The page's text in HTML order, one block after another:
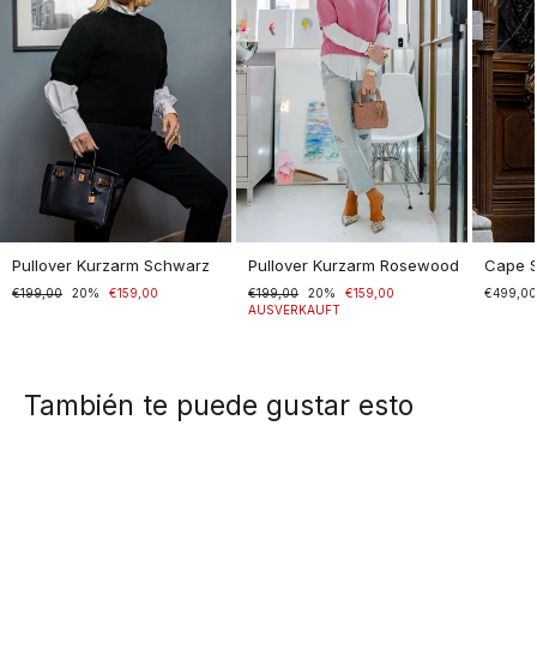
Pullover Kurzarm Schwarz
Normaler
€199,00
Sonderpreis20% €159,00
Pullover Kurzarm Rosewood
Normaler
Preis
€199,00
Sonderpreis20%
€159,00
AUSVERKAUFT
Cape
€499,00
También te puede gustar esto